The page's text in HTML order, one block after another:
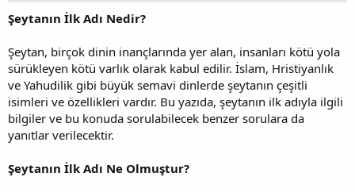
l
t
a
n
t
r
i
h
i
Şeytanın İlk Adı Nedir?
Şeytan, birçok dinin inançlarında yer alan, insanları kötü yola
sürükleyen kötü varlık olarak kabul edilir. İslam, Hristiyanlık
ve Yahudilik gibi büyük semavi dinlerde şeytanın çeşitli
isimleri ve özellikleri vardır. Bu yazıda, şeytanın ilk adıyla ilgili
bilgiler ve bu konuda sorulabilecek benzer sorulara da
yanıtlar verilecektir.
Şeytanın İlk Adı Ne Olmuştur?